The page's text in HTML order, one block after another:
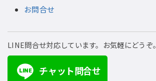
お問合せ
LINE問合せ対応しています。お気軽にどうぞ。
LINE チャット問合せ